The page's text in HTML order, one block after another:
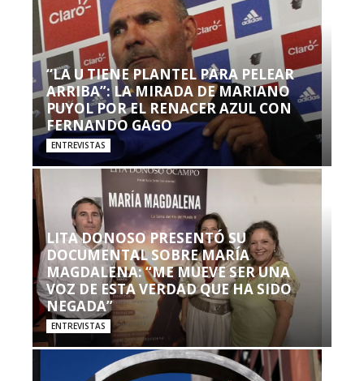
“LA U TIENE PLANTEL PARA PELEAR
ARRIBA”: LA MIRADA DE MARIANO
PUYOL POR EL RENACER AZUL CON
FERNANDO GAGO
ENTREVISTAS
LITA DONOSO PRESENTÓ SU
DOCUMENTAL SOBRE MARÍA
MAGDALENA: “ME MUEVE SER UNA
VOZ DE ESTA VERDAD QUE HA SIDO
NEGADA”
ENTREVISTAS